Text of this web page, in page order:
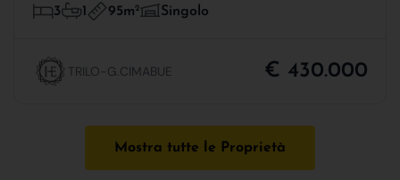
3 1 95m2 Singolo
TRILO-G.CIMABUE € 430.000
Mostra tutte le Proprietà